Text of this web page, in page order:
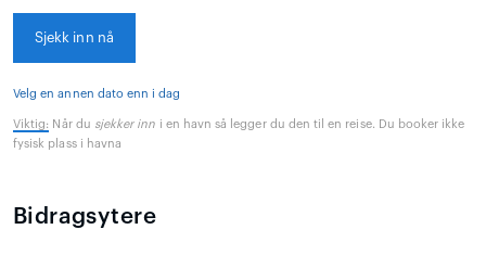
Sjekk inn nå
Velg en annen dato enn i dag
Viktig: Når du sjekker inn i en havn så legger du den til en reise. Du booker ikke
fysisk plass i havna
Bidragsytere